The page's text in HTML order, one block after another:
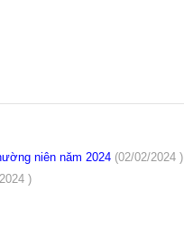
niên năm 2024 (02/02/2024 )
)